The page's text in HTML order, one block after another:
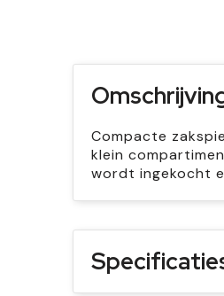
Compacte
klein
wordt ingekocht